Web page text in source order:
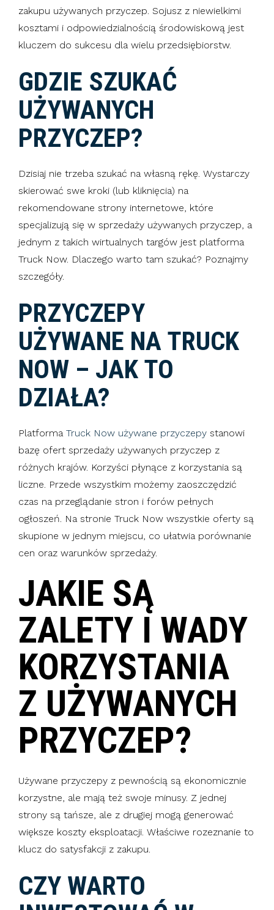
zakupu używanych przyczep. Sojusz z niewielkimi
kosztami i odpowiedzialnością środowiskową jest
kluczem do sukcesu dla wielu przedsiębiorstw.
GDZIE SZUKAĆ
UŻYWANYCH
PRZYCZEP?
Dzisiaj nie trzeba szukać na własną rękę. Wystarczy
skierować swe kroki (lub kliknięcia) na
rekomendowane strony internetowe, które
specjalizują się w sprzedaży używanych przyczep, a
jednym z takich wirtualnych targów jest platforma
Truck Now. Dlaczego warto tam szukać? Poznajmy
szczegóły.
PRZYCZEPY
UŻYWANE NA TRUCK
NOW – JAK TO
DZIAŁA?
Platforma Truck Now używane przyczepy stanowi
bazę ofert sprzedaży używanych przyczep z
różnych krajów. Korzyści płynące z korzystania są
liczne. Przede wszystkim możemy zaoszczędzić
czas na przeglądanie stron i forów pełnych
ogłoszeń. Na stronie Truck Now wszystkie oferty są
skupione w jednym miejscu, co ułatwia porównanie
cen oraz warunków sprzedaży.
JAKIE SĄ
ZALETY I WADY
KORZYSTANIA
Z UŻYWANYCH
PRZYCZEP?
Używane przyczepy z pewnością są ekonomicznie
korzystne, ale mają też swoje minusy. Z jednej
strony są tańsze, ale z drugiej mogą generować
większe koszty eksploatacji. Właściwe rozeznanie to
klucz do satysfakcji z zakupu.
CZY WARTO